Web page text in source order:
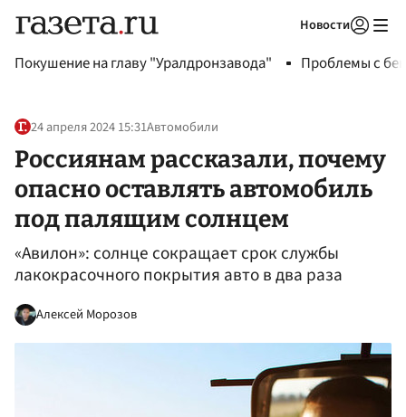
Новости
Покушение на главу "Уралдронзавода" Проблемы с
24 апреля 2024 15:31Автомобили
Россиянам рассказали, почему
опасно оставлять автомобиль
под палящим солнцем
«Авилон»: солнце сокращает срок службы
лакокрасочного покрытия авто в два раза
Алексей Морозов